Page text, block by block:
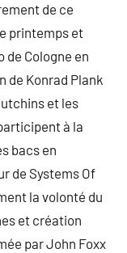
de ce
printemps et
de Cologne en
de Konrad Plank
et les
à la
bacs en
de Systems Of
la volonté du
et création
par John Foxx